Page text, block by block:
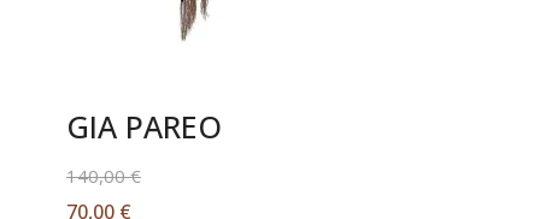
GIA PAREO
140,00€
70,00 €